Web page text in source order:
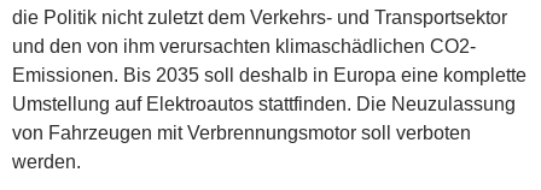
die Politik nicht zuletzt dem Verkehrs- und Transportsektor
und den von ihm verursachten klimaschädlichen CO2-
Emissionen. Bis 2035 soll deshalb in Europa eine komplette
Umstellung auf Elektroautos stattfinden. Die Neuzulassung
von Fahrzeugen mit Verbrennungsmotor soll verboten
werden.